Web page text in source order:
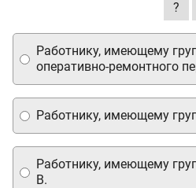
?
Работнику, имеющему
Работнику, имеющему
В.
Работнику, имеющему
оперативно-ремонтного